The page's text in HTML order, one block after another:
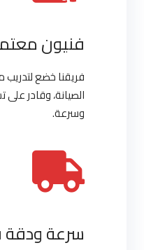
فنيون
فريقنا خضع
الصيانة، وقادر
وسرعة.
سرعة